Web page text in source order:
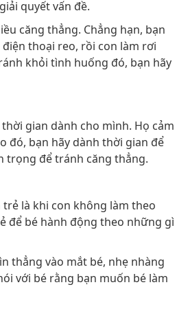
quyết vấn đề.
căng thẳng. Chẳng hạn, bạn
thoại reo, rồi con làm rơi
khỏi tình huống đó, bạn hãy
gian dành cho mình. Họ cảm
đó, bạn hãy dành thời gian để
trọng để tránh căng thẳng.
là khi con không làm theo
để bé hành động theo những gì
thẳng vào mắt bé, nhẹ nhàng
với bé rằng bạn muốn bé làm